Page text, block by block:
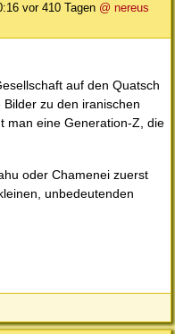
vor 410 Tagen @ nereus
auf den Quatsch
zu den iranischen
man eine Generation-Z, die
oder Chamenei zuerst
unbedeutenden